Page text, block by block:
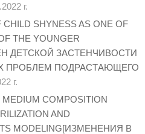
г.
SHYNESS AS ONE OF
THE YOUNGER
ДЕТСКОЙ ЗАСТЕНЧИВОСТИ
ПРОБЛЕМ ПОДРАСТАЮЩЕГО
г.
COMPOSITION
AND
MODELING[ИЗМЕНЕНИЯ В